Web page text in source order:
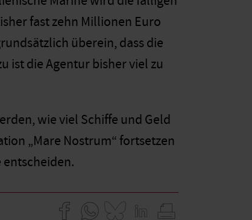
fast zehn Millionen Euro
überein, dass die
ist die Agentur bisher viel zu
wie viel Schiffe und Geld
„Mare Nostrum“ fortsetzen